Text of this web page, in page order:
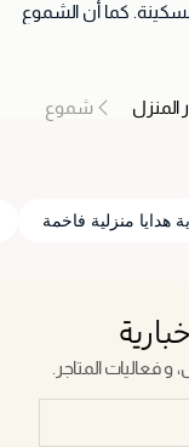
كما أن الشموع
المنعشة في الصباح، أو
تنتظر أن تتفتح
بالتعقيدات، إن أمر
بجمال الأمور
شموع
منزلية فاخمة
فعاليات المتاجر.